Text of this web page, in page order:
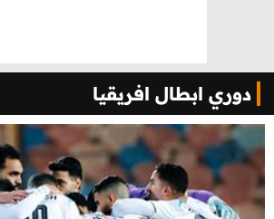
دوري ابطال افريقيا